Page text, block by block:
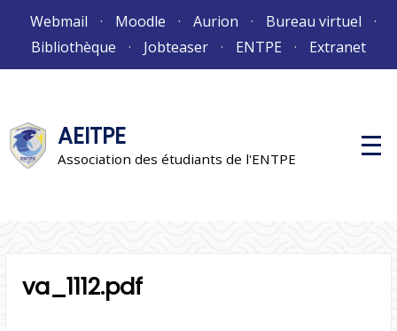
Webmail Moodle Aurion
Bureau virtuel
Bibliothèque
Jobteaser ENTPE Extranet
AEITPE
Association des étudiants de l'ENTPE
M
e
va_1112.pdf